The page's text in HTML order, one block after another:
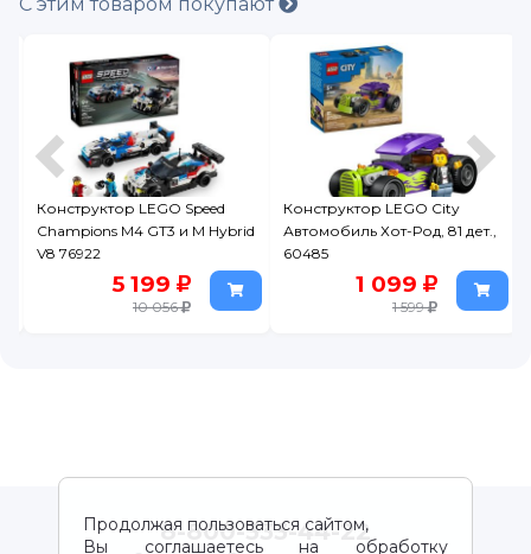
Конструктор LEGO City
Автомобиль Хот-Род, 81 дет.,
60485
1 099
1 599
Конструктор LEGO Technic
Гоночный автомобиль NEOM
McLaren Formula E Team 42169
5 499
9 666
Продолжая пользоваться сайтом,
Вы соглашаетесь на обработку
8-800-333-44-22